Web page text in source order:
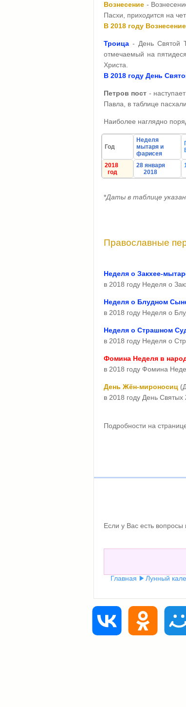
Вознесение -
Пасхи, приходится на
В 2018 году
Троица - День Святой
отмечаемый на
Христа.
В 2018 году День
Петров пост -
Павла, в таблице
Наиболее наглядно
Год
Неделя
мытаря и
фарисея
2018
год
28 января
2018
*Даты в таблице
Православные
Неделя о Закхее-
в 2018 году Неделя о
Неделя о Блудном
в 2018 году Неделя о
Неделя о Страшном
в 2018 году Неделя о
Фомина Неделя в
в 2018 году Фомина
День Жён-мироносиц
в 2018 году День
Подробности на
Если у Вас есть
Главная Лунный